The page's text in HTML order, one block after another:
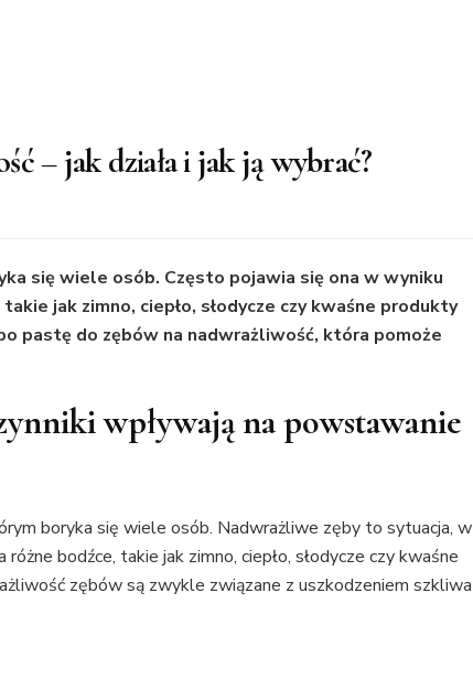
– jak działa i jak ją wybrać?
się wiele osób. Często pojawia się ona w wyniku
jak zimno, ciepło, słodycze czy kwaśne produkty
pastę do zębów na nadwrażliwość, która pomoże
wpływają na powstawanie
boryka się wiele osób. Nadwrażliwe zęby to sytuacja, w
bodźce, takie jak zimno, ciepło, słodycze czy kwaśne
zębów są zwykle związane z uszkodzeniem szkliwa